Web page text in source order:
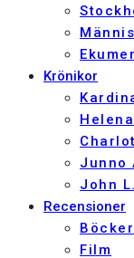
Krönikor
Junno
John
Recensioner
Böcker
Film